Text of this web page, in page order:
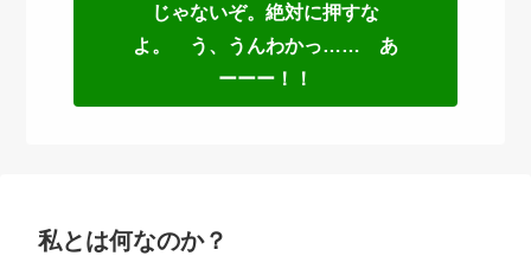
じゃないぞ。絶対に押すな
よ。 う、うんわかっ…… あ
ーーー！！
私とは何なのか？